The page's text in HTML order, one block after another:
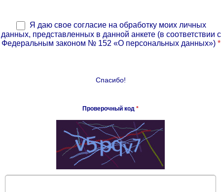
Я даю свое согласие на обработку моих личных
данных, представленных в данной анкете (в соответствии с
Федеральным законом № 152 «О персональных данных») *
Спасибо!
Проверочный код *